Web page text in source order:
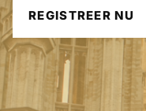
REGISTREER NU